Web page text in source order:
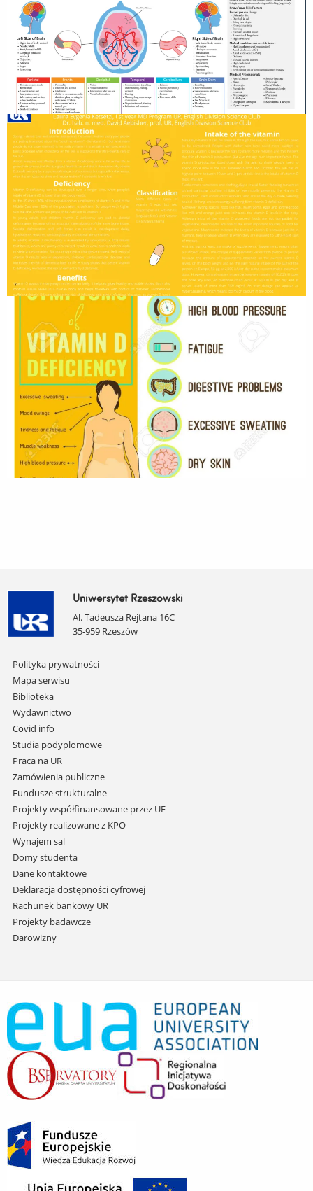
Uniwersytet Rzeszowski
Al. Tadeusza Rejtana 16C
35-959 Rzeszów
Pomiń
nawigację
i
przejdź
do
treści
Polityka prywatności
Mapa serwisu
Biblioteka
Wydawnictwo
Covid info
Studia podyplomowe
Praca na UR
Zamówienia publiczne
Fundusze strukturalne
Projekty współfinansowane przez UE
Projekty realizowane z KPO
Wynajem sal
Domy studenta
Dane kontaktowe
Deklaracja dostępności cyfrowej
Rachunek bankowy UR
Projekty badawcze
Darowizny